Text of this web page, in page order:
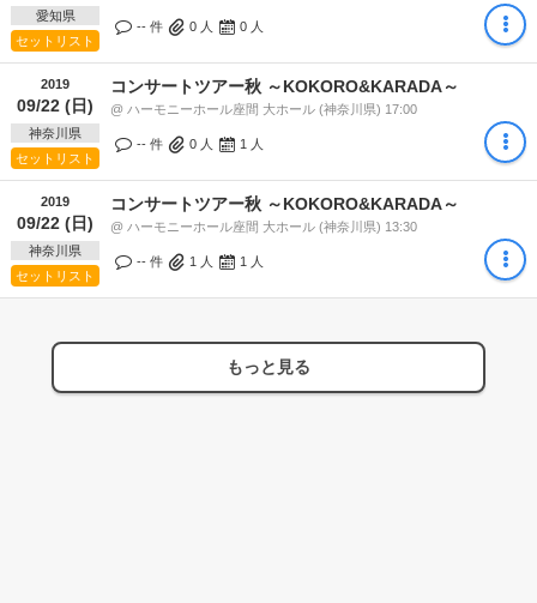
愛知県
セットリスト
-- 件 0 人 0 人
2019
09/22 (日)
神奈川県
セットリスト
コンサートツアー秋 ～KOKORO&KARADA～
@ ハーモニーホール座間 大ホール (神奈川県) 17:00
-- 件 0 人 1 人
2019
09/22 (日)
神奈川県
セットリスト
コンサートツアー秋 ～KOKORO&KARADA～
@ ハーモニーホール座間 大ホール (神奈川県) 13:30
-- 件 1 人 1 人
もっと見る